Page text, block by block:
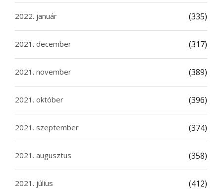
2022. január (335)
2021. december (317)
2021. november (389)
2021. október (396)
2021. szeptember (374)
2021. augusztus (358)
2021. július (412)